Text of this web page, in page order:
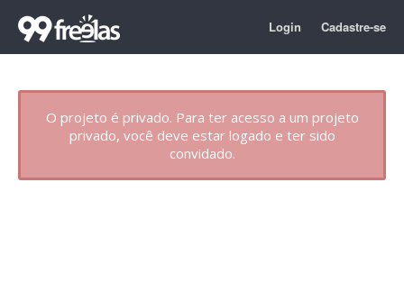
Login Cadastre-se
O projeto é privado. Para ter acesso a um projeto
privado, você deve estar logado e ter sido
convidado.